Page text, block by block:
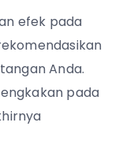
efek pada
Anda.
pada